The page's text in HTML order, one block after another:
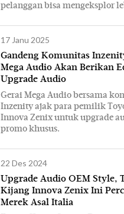
pelanggan bisa mengeksplor
17 Janu 2025
Gandeng Komunitas
Mega Audio Akan Berikan
Upgrade Audio
Gerai Mega Audio bersama
Inzenity ajak para pemilik
Innova Zenix untuk upgrade
promo khusus.
22 Des 2024
Upgrade Audio OEM Style,
Kijang Innova Zenix Ini
Merek Asal Italia